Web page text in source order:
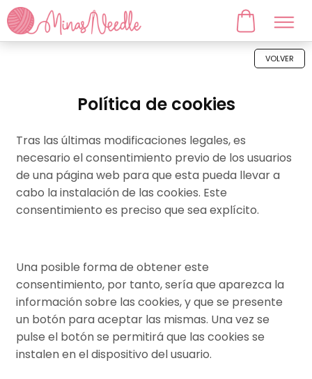
VOLVER
Política de cookies
Tras las últimas modificaciones legales, es
necesario el consentimiento previo de los usuarios
de una página web para que esta pueda llevar a
cabo la instalación de las cookies. Este
consentimiento es preciso que sea explícito.
Una posible forma de obtener este
consentimiento, por tanto, sería que aparezca la
información sobre las cookies, y que se presente
un botón para aceptar las mismas. Una vez se
pulse el botón se permitirá que las cookies se
instalen en el dispositivo del usuario.